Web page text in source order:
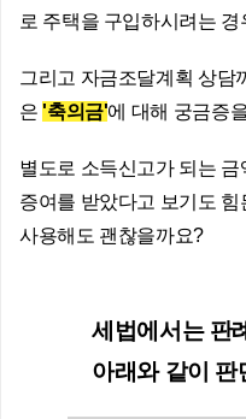
로 주택을 구입하시려는
그리고 자금조달계획 상담
은 '축의금'에 대해 궁금증
별도로 소득신고가 되는
증여를 받았다고 보기도
사용해도 괜찮을까요?
세법에서는 판
아래와 같이 판